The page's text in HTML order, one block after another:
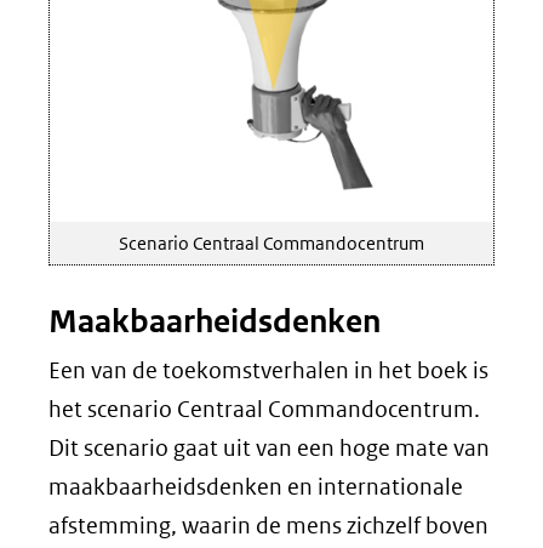
Scenario Centraal Commandocentrum
Maakbaarheidsdenken
Een van de toekomstverhalen in het boek is
het scenario Centraal Commandocentrum.
Dit scenario gaat uit van een hoge mate van
maakbaarheidsdenken en internationale
afstemming, waarin de mens zichzelf boven